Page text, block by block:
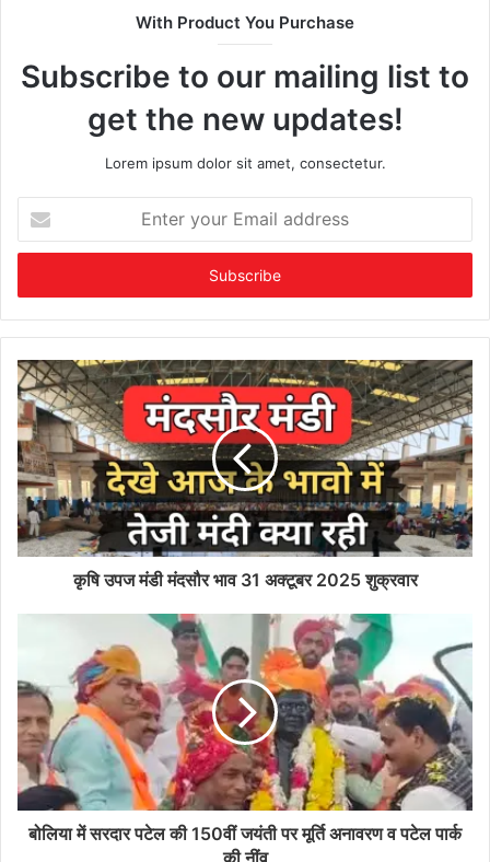
With Product You Purchase
Subscribe to our mailing list to
get the new updates!
Lorem ipsum dolor sit amet, consectetur.
your
Email
कृषि उपज मंडी मंदसौर भाव 31 अक्टूबर 2025 शुक्रवार
बोलिया में सरदार पटेल की 150वीं जयंती पर मूर्ति अनावरण व पटेल पार्क